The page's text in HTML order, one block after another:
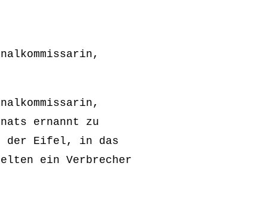
ernannt zu
der Eifel, in das
ein Verbrecher